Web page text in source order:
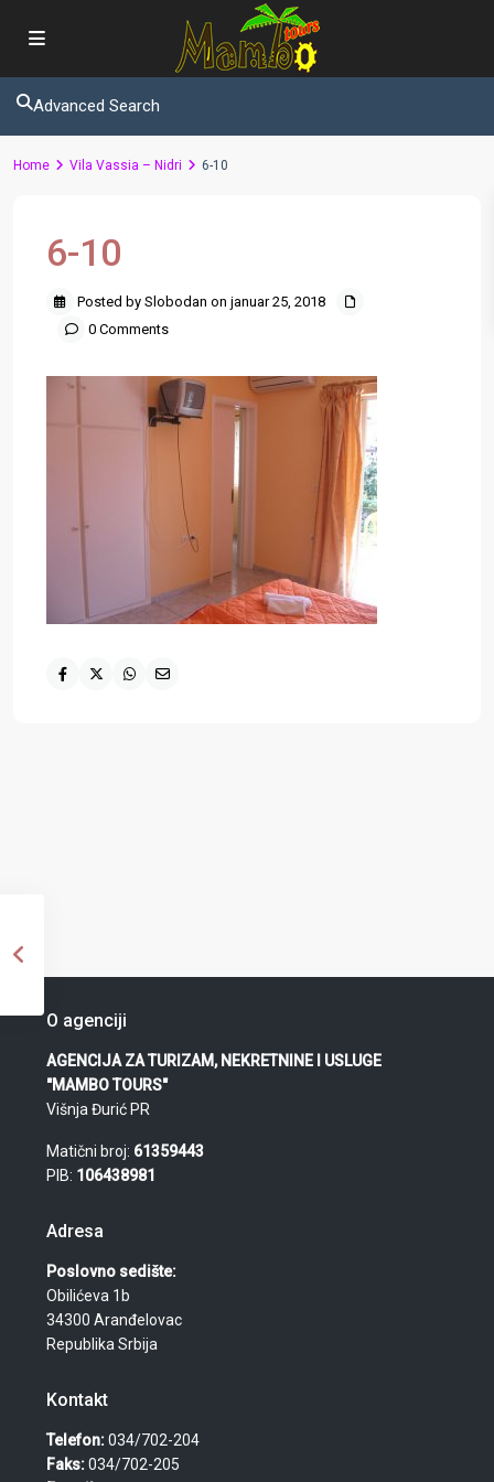
Advanced Search
Home Vila Vassia – Nidri 6-10
6-10
Posted by Slobodan on januar 25, 2018
0 Comments
O agenciji
AGENCIJA ZA TURIZAM, NEKRETNINE I USLUGE
"MAMBO TOURS"
Višnja Đurić PR
Matični broj: 61359443
PIB: 106438981
Adresa
Poslovno sedište:
Obilićeva 1b
34300 Aranđelovac
Republika Srbija
Kontakt
Telefon:034/702-204
Faks:034/702-205